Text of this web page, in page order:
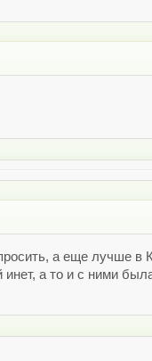
а еще лучше в
а то и с ними